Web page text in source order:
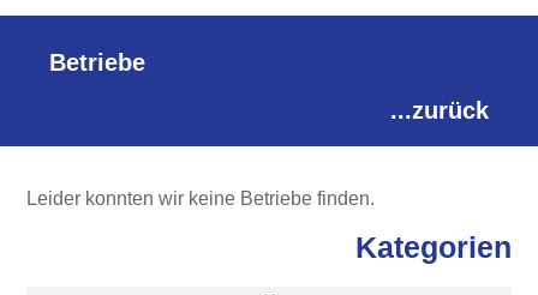
Betriebe
...zurück
Leider konnten wir keine Betriebe finden.
Kategorien